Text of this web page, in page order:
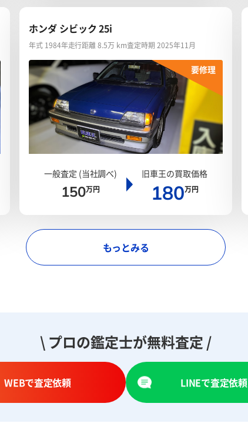
ホンダ シビック 25i
年式 1984年走行距離 8.5万 km査定時期 2025年11月
要修理
一般査定 (当社調べ)
150万円
旧車王の買取価格
180万円
もっとみる
\ プロの鑑定士が無料査定 /
WEBで査定依頼 LINEで査定依頼